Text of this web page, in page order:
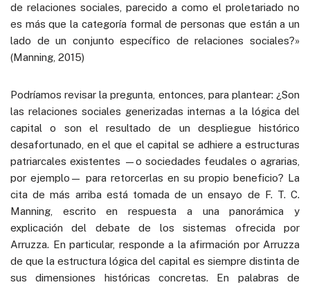
de relaciones sociales, parecido a como el proletariado no
es más que la categoría formal de personas que están a un
lado de un conjunto específico de relaciones sociales?»
(Manning, 2015)
Podríamos revisar la pregunta, entonces, para plantear: ¿Son
las relaciones sociales generizadas internas a la lógica del
capital o son el resultado de un despliegue histórico
desafortunado, en el que el capital se adhiere a estructuras
patriarcales existentes —o sociedades feudales o agrarias,
por ejemplo— para retorcerlas en su propio beneficio? La
cita de más arriba está tomada de un ensayo de F. T. C.
Manning, escrito en respuesta a una panorámica y
explicación del debate de los sistemas ofrecida por
Arruzza. En particular, responde a la afirmación por Arruzza
de que la estructura lógica del capital es siempre distinta de
sus dimensiones históricas concretas. En palabras de